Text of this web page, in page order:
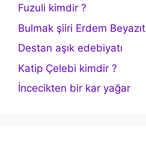
Fuzuli kimdir ?
Bulmak şiiri Erdem Beyazıt
Destan aşık edebiyatı
Katip Çelebi kimdir ?
İncecikten bir kar yağar